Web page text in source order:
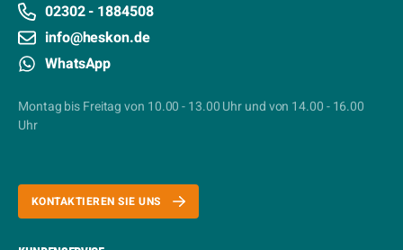
02302 - 1884508
info@heskon.de
WhatsApp
Montag bis Freitag von 10.00 - 13.00 Uhr und von 14.00 - 16.00
Uhr
KONTAKTIEREN SIE UNS